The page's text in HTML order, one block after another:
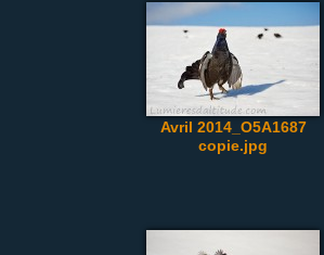
Avril 2014_O5A1687
copie.jpg